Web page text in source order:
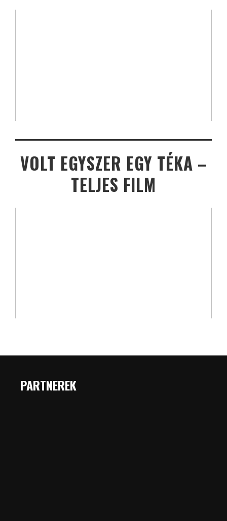
VOLT EGYSZER EGY TÉKA –
TELJES FILM
PARTNEREK